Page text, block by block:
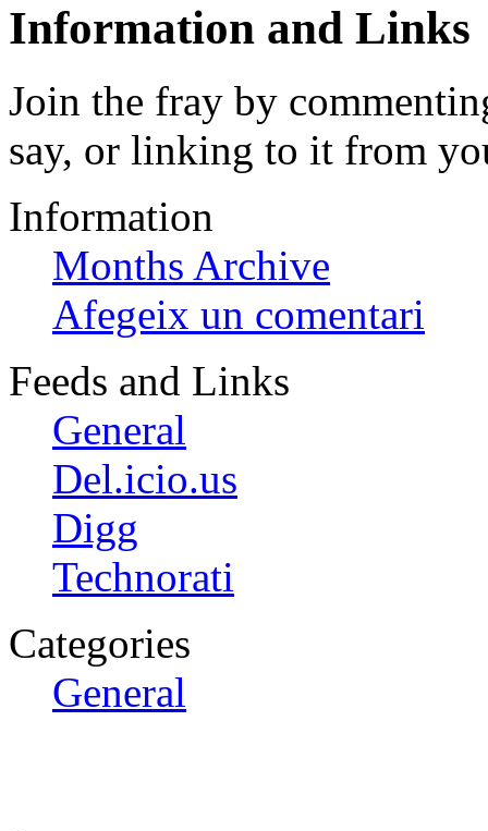
Information and Links
Join the fray by
say, or linking to it from
Information
Months Archive
Afegeix un comentari
Feeds and Links
General
Del.icio.us
Digg
Technorati
Categories
General